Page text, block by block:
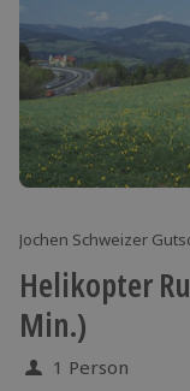
Jochen Schweizer
Helikopter
Min.)
1 Person